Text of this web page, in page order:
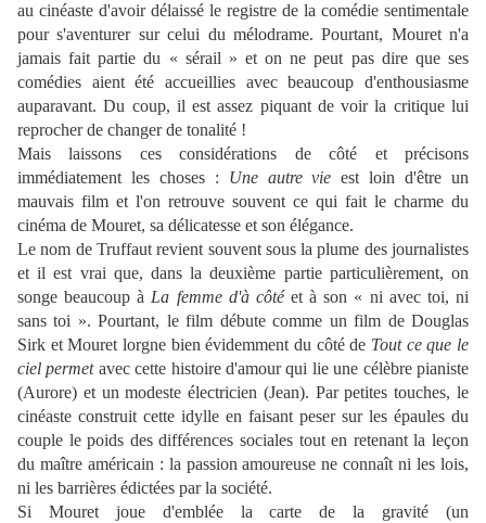
au cinéaste d'avoir délaissé le registre de la comédie sentimentale
pour s'aventurer sur celui du mélodrame. Pourtant, Mouret n'a
jamais fait partie du « sérail » et on ne peut pas dire que ses
comédies aient été accueillies avec beaucoup d'enthousiasme
auparavant. Du coup, il est assez piquant de voir la critique lui
reprocher de changer de tonalité !
Mais laissons ces considérations de côté et précisons
immédiatement les choses : Une autre vie est loin d'être un
mauvais film et l'on retrouve souvent ce qui fait le charme du
cinéma de Mouret, sa délicatesse et son élégance.
Le nom de Truffaut revient souvent sous la plume des journalistes
et il est vrai que, dans la deuxième partie particulièrement, on
songe beaucoup à La femme d'à côtéet à son « ni avec toi, ni
sans toi ». Pourtant, le film débute comme un film de Douglas
Sirk et Mouret lorgne bien évidemment du côté de Tout ce que le
ciel permetavec cette histoire d'amour qui lie une célèbre pianiste
(Aurore) et un modeste électricien (Jean). Par petites touches, le
cinéaste construit cette idylle en faisant peser sur les épaules du
couple le poids des différences sociales tout en retenant la leçon
du maître américain : la passion amoureuse ne connaît ni les lois,
ni les barrières édictées par la société.
Si Mouret joue d'emblée la carte de la gravité (un